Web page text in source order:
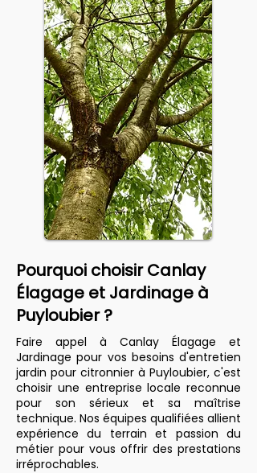
Pourquoi choisir Canlay
Élagage et Jardinage à
Puyloubier ?
Faire appel à Canlay Élagage et
Jardinage pour vos besoins d'entretien
jardin pour citronnier à Puyloubier, c'est
choisir une entreprise locale reconnue
pour son sérieux et sa maîtrise
technique. Nos équipes qualifiées allient
expérience du terrain et passion du
métier pour vous offrir des prestations
irréprochables.